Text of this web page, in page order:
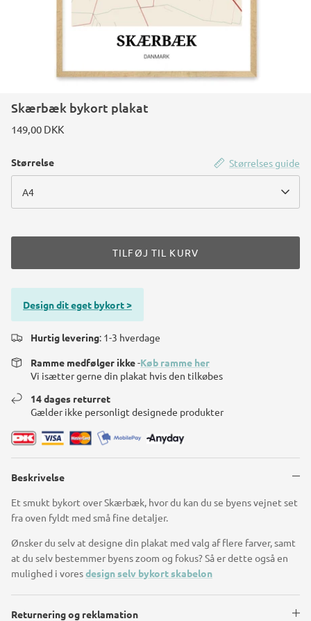
Skærbæk bykort plakat
149,00 DKK
Størrelses guide
Størrelse
A4
TILFØJ TIL KURV
Design dit eget bykort >
Hurtig levering: 1-3 hverdage
Ramme medfølger ikke-Køb ramme her
Vi isætter gerne din plakat hvis den tilkøbes
14 dages returret
Gælder ikke personligt designede produkter
Beskrivelse
Et smukt bykort over Skærbæk, hvor du kan du se byens vejnet set
fra oven fyldt med små fine detaljer.
Ønsker du selv at designe din plakat med valg af flere farver, samt
at du selv bestemmer byens zoom og fokus? Så er dette også en
mulighed i voresdesign selv bykort skabelon
Returnering og reklamation